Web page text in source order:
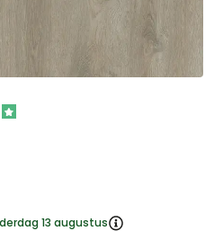
13 augustus